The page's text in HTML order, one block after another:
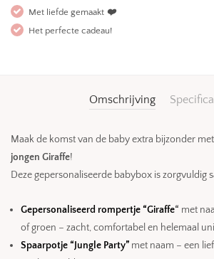
Met liefde gemaakt ❤️
Het perfecte cadeau!
Omschrijving
Maak de komst van de baby extra bijzonder
jongen Giraffe!
Deze gepersonaliseerde babybox is zorgvuldig
Gepersonaliseerd rompertje “Giraffe“ met
of groen – zacht, comfortabel en helemaal
Spaarpotje “Jungle Party” met naam – een